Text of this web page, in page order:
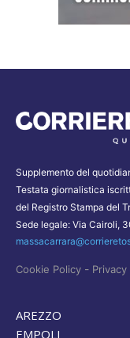
Supplemento del
Testata giornalistica
del Registro Stampa del
Sede legale: Via Cairoli,
Cookie Policy - Privacy
AREZZO
EMPOLI